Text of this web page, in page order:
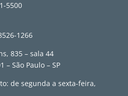
5500
1266
835 – sala 44
– São Paulo – SP
de segunda a sexta-feira,